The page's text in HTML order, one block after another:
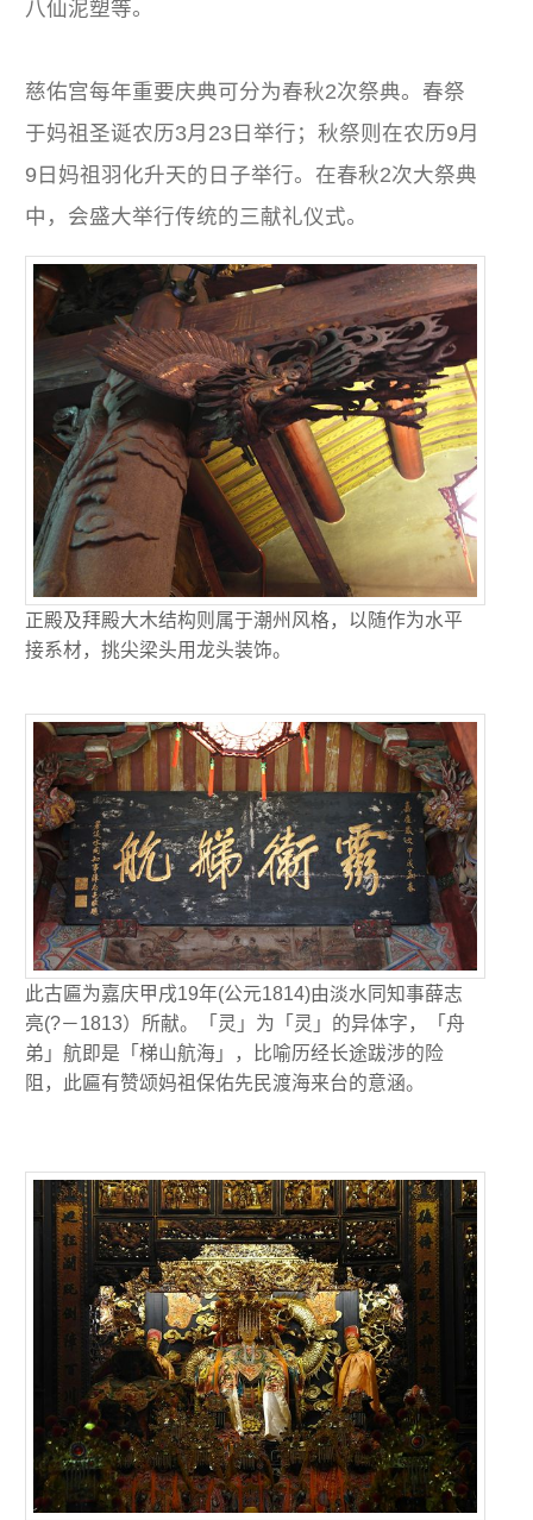
八仙泥塑等。
慈佑宫每年重要庆典可分为春秋2次祭典。春祭
于妈祖圣诞农历3月23日举行；秋祭则在农历9月
9日妈祖羽化升天的日子举行。在春秋2次大祭典
中，会盛大举行传统的三献礼仪式。
正殿及拜殿大木结构则属于潮州风格，以随作为水平
接系材，挑尖梁头用龙头装饰。
此古匾为嘉庆甲戌19年(公元1814)由淡水同知事薛志
亮(?－1813）所献。「灵」为「灵」的异体字，「舟
弟」航即是「梯山航海」，比喻历经长途跋涉的险
阻，此匾有赞颂妈祖保佑先民渡海来台的意涵。